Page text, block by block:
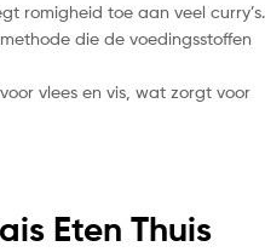
romigheid toe aan veel curry’s.
die de voedingsstoffen
vlees en vis, wat zorgt voor
Eten Thuis